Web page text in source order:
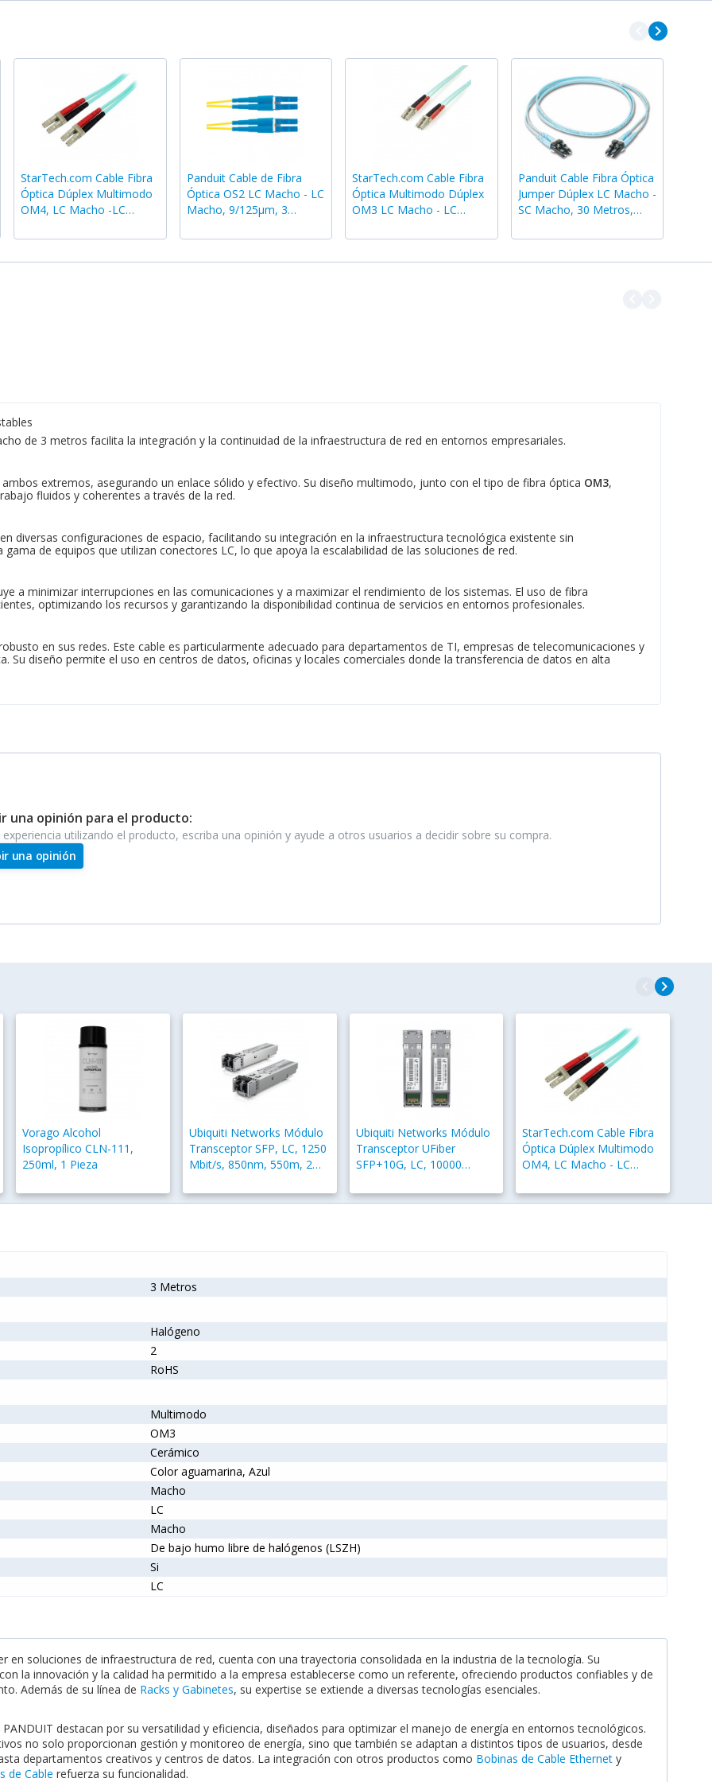
navigate_beforenavigate_next
StarTech.com Cable Fibra
Óptica Dúplex Multimodo
OM4, LC Macho -LC
Panduit Cable de Fibra
Óptica OS2 LC Macho - LC
Macho, 9/125µm, 3
StarTech.com Cable Fibra
Óptica Multimodo Dúplex
OM3 LC Macho - LC
Turquesa
Panduit Cable Fibra Óptica
Jumper Dúplex LC Macho -
SC Macho, 30 Metros,
de 3 metros facilita la integración y la continuidad de la infraestructura de red en entornos empresariales.
ambos extremos, asegurando un enlace sólido y efectivo. Su diseño multimodo, junto con el tipo de fibra óptica OM3,
fluidos y coherentes a través de la red.
diversas configuraciones de espacio, facilitando su integración en la infraestructura tecnológica existente sin
de equipos que utilizan conectores LC, lo que apoya la escalabilidad de las soluciones de red.
a minimizar interrupciones en las comunicaciones y a maximizar el rendimiento de los sistemas. El uso de fibra
optimizando los recursos y garantizando la disponibilidad continua de servicios en entornos profesionales.
en sus redes. Este cable es particularmente adecuado para departamentos de TI, empresas de telecomunicaciones y
Su diseño permite el uso en centros de datos, oficinas y locales comerciales donde la transferencia de datos en alta
una opinión para el producto:
experiencia utilizando el producto, escriba una opinión y ayude a otros usuarios a decidir sobre su compra.
una opinión
navigate_beforenavigate_next
Vorago Alcohol
Isopropílico CLN-111,
250ml, 1 Pieza
Ubiquiti Networks Módulo
Transceptor SFP, LC, 1250
Mbit/s, 850nm, 550m, 2
Ubiquiti Networks Módulo
Transceptor UFiber
SFP+10G, LC, 10000
Piezas
StarTech.com Cable Fibra
Óptica Dúplex Multimodo
OM4, LC Macho - LC
Metros, Aqua
3 Metros
Halógeno
2
RoHS
Multimodo
OM3
Cerámico
Color aguamarina, Azul
Macho
LC
Macho
De bajo humo libre de halógenos (LSZH)
Si
LC
en soluciones de infraestructura de red, cuenta con una trayectoria consolidada en la industria de la tecnología. Su
la innovación y la calidad ha permitido a la empresa establecerse como un referente, ofreciendo productos confiables y de
Además de su línea de Racks y Gabinetes, su expertise se extiende a diversas tecnologías esenciales.
PANDUIT destacan por su versatilidad y eficiencia, diseñados para optimizar el manejo de energía en entornos tecnológicos.
no solo proporcionan gestión y monitoreo de energía, sino que también se adaptan a distintos tipos de usuarios, desde
departamentos creativos y centros de datos. La integración con otros productos como Bobinas de Cable Ethernet y
de Cable refuerza su funcionalidad.